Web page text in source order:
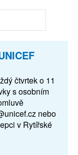
čtvrtek o 11
s osobním
nebo
v Rytířské